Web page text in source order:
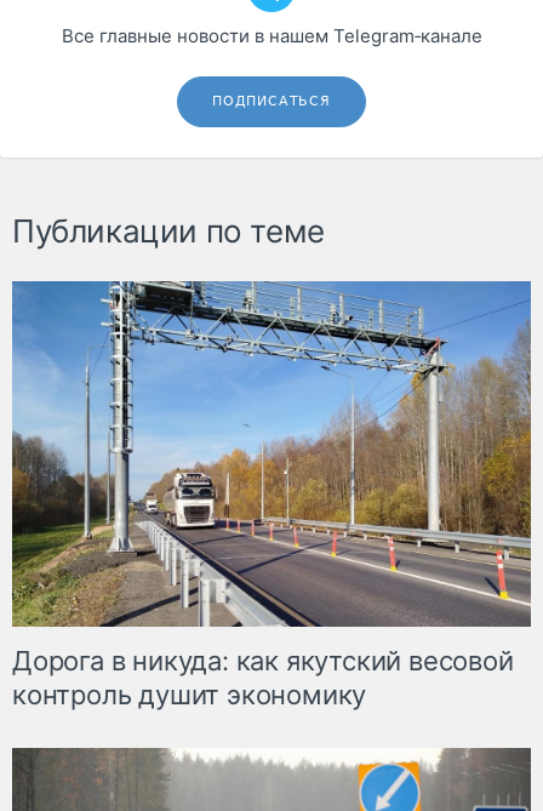
Все главные новости в нашем Telegram‑канале
ПОДПИСАТЬСЯ
Публикации по теме
Дорога в никуда: как якутский весовой
контроль душит экономику